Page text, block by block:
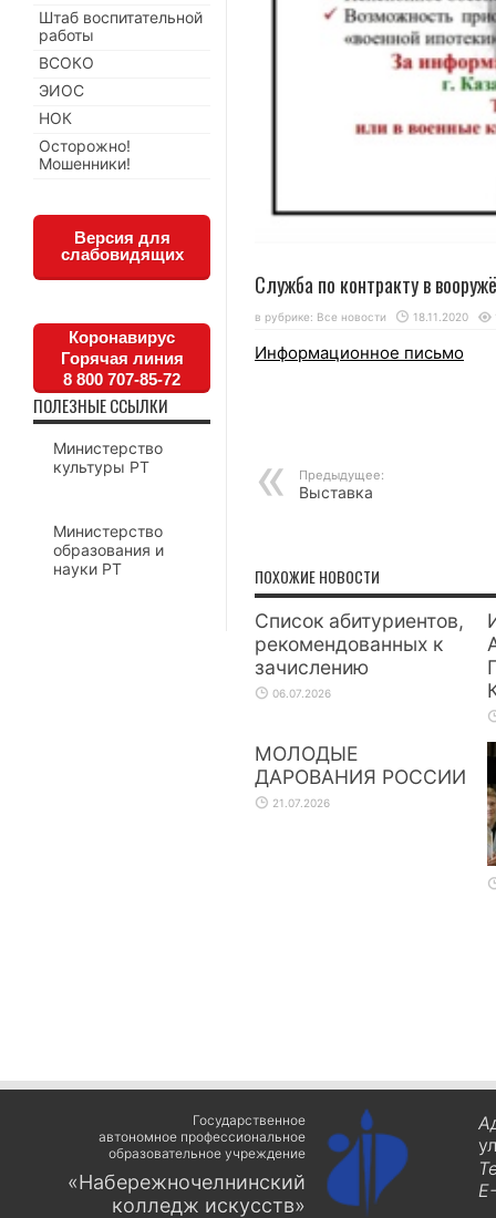
Служба по контракту в
в рубрике: Все новости 18.11.2020
Информационное письмо
Предыдущее:
Выставка
ПОХОЖИЕ НОВОСТИ
Список абитуриентов,
рекомендованных к
зачислению
06.07.2026
МОЛОДЫЕ
ДАРОВАНИЯ РОССИИ
21.07.2026
Штаб воспитательной
работы
ВСОКО
ЭИОС
НОК
Осторожно!
Мошенники!
Версия для
слабовидящих
Коронавирус
Горячая линия
8 800 707-85-72
ПОЛЕЗНЫЕ ССЫЛКИ
Министерство
культуры РТ
Министерство
образования и
науки РТ
Государственное
автономное профессиональное
образовательное учреждение
«Набережночелнинский
колледж искусств»